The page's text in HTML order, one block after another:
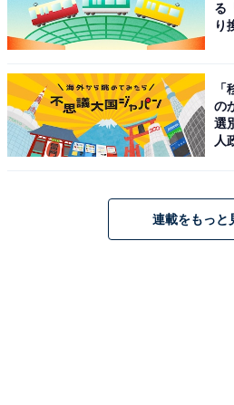
駅から見て北口ロータリーの右
る
り
の
選
人
連載をもっと